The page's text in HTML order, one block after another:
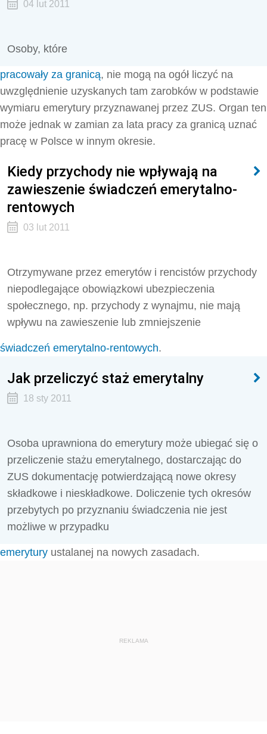
04 lut 2011
Osoby, które
pracowały za granicą, nie mogą na ogół liczyć na
uwzględnienie uzyskanych tam zarobków w podstawie
wymiaru emerytury przyznawanej przez ZUS. Organ ten
może jednak w zamian za lata pracy za granicą uznać
pracę w Polsce w innym okresie.
Kiedy przychody nie wpływają na
zawieszenie świadczeń emerytalno-
rentowych
03 lut 2011
Otrzymywane przez emerytów i rencistów przychody
niepodlegające obowiązkowi ubezpieczenia
społecznego, np. przychody z wynajmu, nie mają
wpływu na zawieszenie lub zmniejszenie
świadczeń emerytalno-rentowych.
Jak przeliczyć staż emerytalny
18 sty 2011
Osoba uprawniona do emerytury może ubiegać się o
przeliczenie stażu emerytalnego, dostarczając do
ZUS dokumentację potwierdzającą nowe okresy
składkowe i nieskładkowe. Doliczenie tych okresów
przebytych po przyznaniu świadczenia nie jest
możliwe w przypadku
emerytury ustalanej na nowych zasadach.
REKLAMA